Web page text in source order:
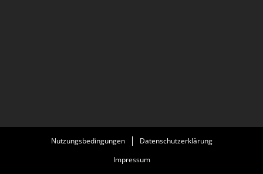
Nutzungsbedingungen
Datenschutzerklärung
Impressum